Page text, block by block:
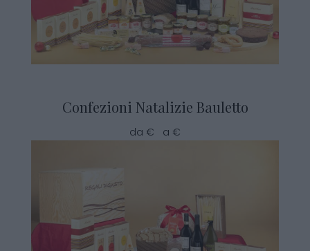
Confezioni Natalizie Bauletto
da € a €